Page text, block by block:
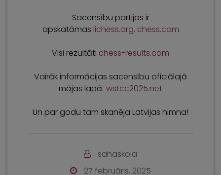
Sacensību partijas ir
apskatāmas lichess.org, chess.com
Visi rezultāti chess-results.com
Vairāk informācijas sacensību oficiālajā
mājas lapā wstcc2025.net
Un par godu tam skanēja Latvijas himna!
sahaskola
27 februāris, 2025